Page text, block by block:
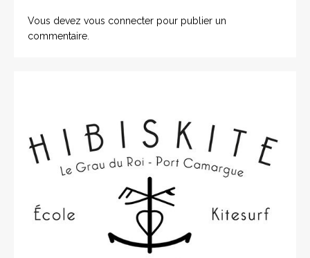
Vous devez vous connecter pour publier un
commentaire.